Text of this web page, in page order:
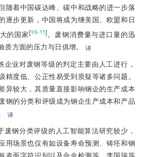
随着中国碳达峰、碳中和战略的进一步落
逐步更新，中国将成为继美国、欧盟和日
的国家[10-11]。废钢消费量与进口量的迅
质方面的压力与日俱增。译
企业对废钢等级的判定主要由人工进行，
精度低、公正性易受到质疑等诸多问题。
异较大，其质量直接影响钢企的生产成本
钢的分类和评级成为钢企生产成本和产品
译
废钢分类评级的人工智能算法研究较少，
用场景也仅有如设备寿命预测、铸坯和钢